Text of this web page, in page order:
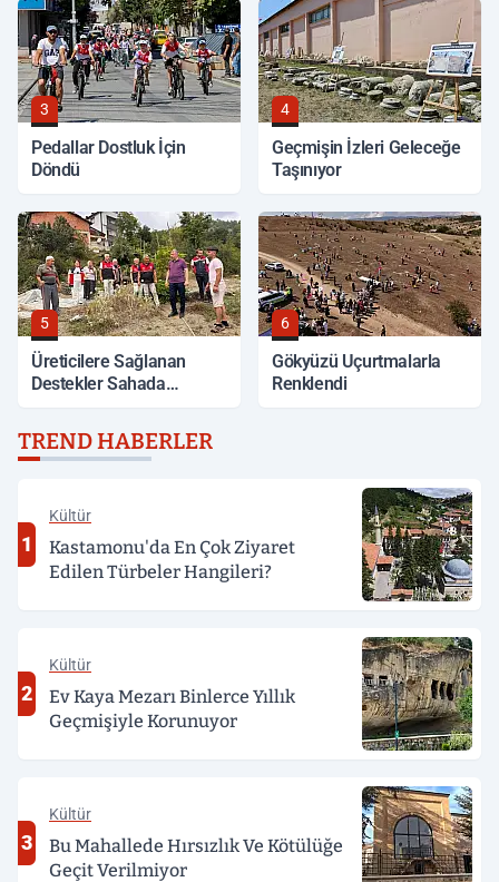
3
Pedallar Dostluk İçin
Döndü
4
Geçmişin İzleri Geleceğe
Taşınıyor
5
Üreticilere Sağlanan
Destekler Sahada
6
Gökyüzü Uçurtmalarla
Renklendi
TREND HABERLER
1
Kültür
Kastamonu'da En Çok Ziyaret
Edilen Türbeler Hangileri?
2
Kültür
Ev Kaya Mezarı Binlerce Yıllık
Geçmişiyle Korunuyor
3
Kültür
Bu Mahallede Hırsızlık Ve Kötülüğe
Geçit Verilmiyor